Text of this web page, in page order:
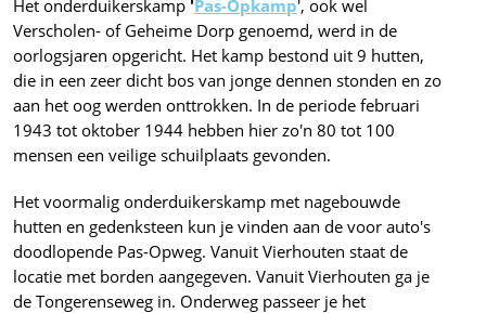
Het onderduikerskamp 'Pas-Opkamp', ook wel
Verscholen- of Geheime Dorp genoemd, werd in de
oorlogsjaren opgericht. Het kamp bestond uit 9 hutten,
die in een zeer dicht bos van jonge dennen stonden en zo
aan het oog werden onttrokken. In de periode februari
1943 tot oktober 1944 hebben hier zo'n 80 tot 100
mensen een veilige schuilplaats gevonden.
Het voormalig onderduikerskamp met nagebouwde
hutten en gedenksteen kun je vinden aan de voor auto's
doodlopende Pas-Opweg. Vanuit Vierhouten staat de
locatie met borden aangegeven. Vanuit Vierhouten ga je
de Tongerenseweg in. Onderweg passeer je het